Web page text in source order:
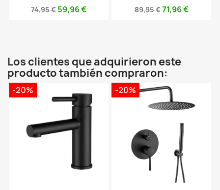
74,95 € 59,96 €
89,95 €71,96 €
Los clientes que adquirieron este
producto también compraron:
-20% -20%